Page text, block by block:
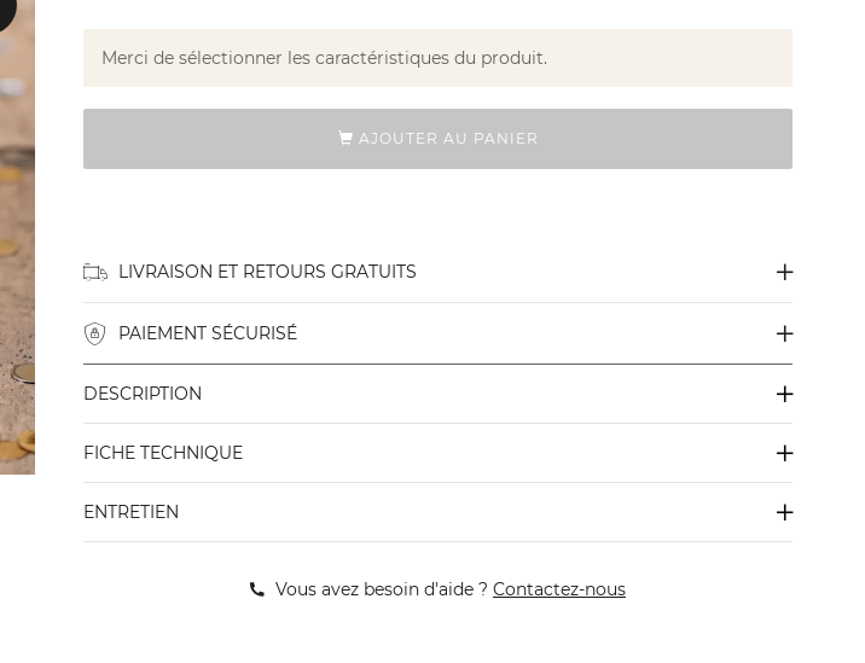
Merci de sélectionner les caractéristiques du produit.
AJOUTER AU PANIER
LIVRAISON ET RETOURS GRATUITS
PAIEMENT SÉCURISÉ
DESCRIPTION
FICHE TECHNIQUE
ENTRETIEN
Vous avez besoin d'aide ? Contactez-nous